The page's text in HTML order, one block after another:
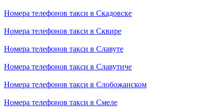
Номера телефонов такси в Скадовске
Номера телефонов такси в Сквире
Номера телефонов такси в Славуте
Номера телефонов такси в Славутиче
Номера телефонов такси в Слобожанском
Номера телефонов такси в Смеле